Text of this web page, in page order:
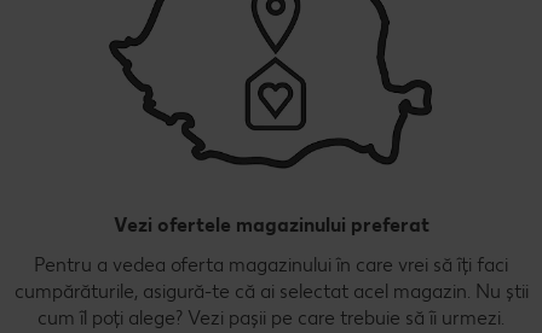
Vezi ofertele magazinului preferat
Pentru a vedea oferta magazinului în care vrei să îți faci
cumpărăturile, asigură-te că ai selectat acel magazin. Nu știi
cum îl poți alege? Vezi pașii pe care trebuie să îi urmezi.